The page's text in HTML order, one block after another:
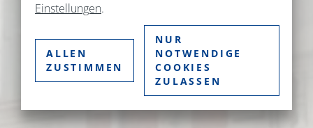
Einstellungen.
ALLEN
ZUSTIMMEN
NUR
NOTWENDIGE
COOKIES
ZULASSEN